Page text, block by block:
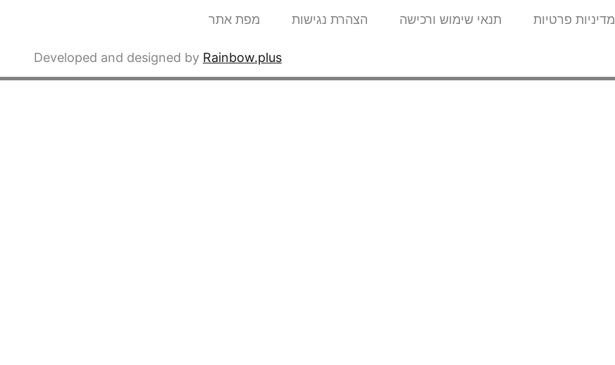
e
o
t
r
t
p
מדיניות פרטיות תנאי שימוש ורכישה הצהרת נגישות מפת אתר
Developed and designed by Rainbow.plus